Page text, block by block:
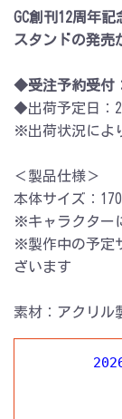
GC創刊12周年
スタンドの発売
◆受注予約受付
◆出荷予定日：
※出荷状況によ
＜製品仕様＞
本体サイズ：
※キャラクター
※製作中の予定
ざいます
素材：アクリル